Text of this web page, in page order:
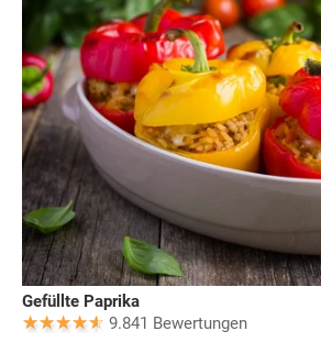
Gefüllte Paprika
9.841 Bewertungen